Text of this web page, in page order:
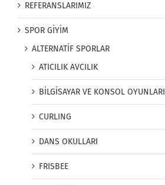
REFERANSLARIMIZ
SPOR GİYİM
ALTERNATİF SPORLAR
ATICILIK AVCILIK
BİLGİSAYAR VE KONSOL OYUNLARI
CURLING
DANS OKULLARI
FRISBEE